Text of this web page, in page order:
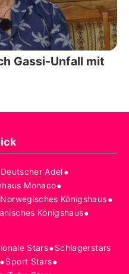
Gassi-Unfall mit
Deutscher Adel•
Monaco•
Norwegisches Königshaus•
Königshaus•
Stars•Schlagerstars
•Sport Stars•